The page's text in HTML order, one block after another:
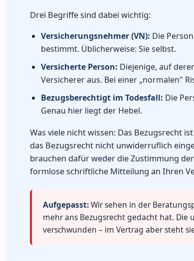
Drei Begriffe sind dabei wichtig:
Versicherungsnehmer (VN): Die
bestimmt. Üblicherweise: Sie selbst.
Versicherte Person: Diejenige, auf
Versicherer aus. Bei einer „normalen"
Bezugsberechtigt im Todesfall: Die
Genau hier liegt der Hebel.
Was viele nicht wissen: Das Bezugsrecht ist
das Bezugsrecht nicht unwiderruflich
brauchen dafür weder die Zustimmung
formlose schriftliche Mitteilung an Ihren
Aufgepasst:Wir sehen in der
mehr ans Bezugsrecht gedacht hat.
verschwunden – im Vertrag aber steht